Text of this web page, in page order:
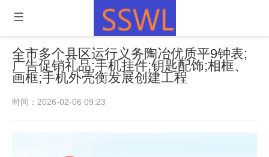
全市多个县区运行义务陶冶优质平9钟表;
广告促销礼品;手机挂件;钥匙配饰;相框、
画框;手机外壳衡发展创建工程
时间：2026-02-06 09:23